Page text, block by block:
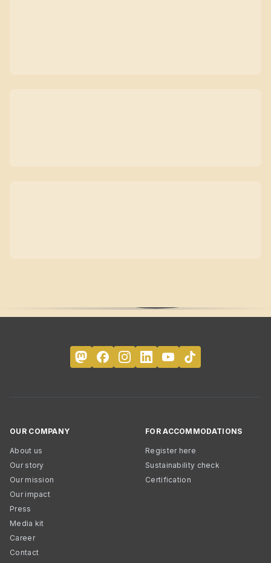
OUR COMPANY
About us
Our story
Our mission
Our impact
Press
Media kit
Career
Contact
FOR ACCOMMODATIONS
Register here
Sustainability check
Certification